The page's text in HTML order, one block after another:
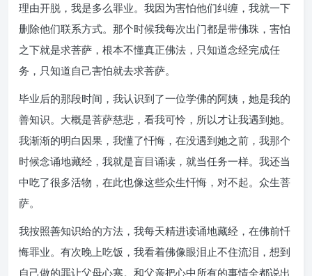
理由开脱，我是多么罪业。我因为害怕他们纠缠，我就一下
删除他们联系方式。那个时候我每次出门都是带佛珠，害怕
之下就是求菩萨，根本不懂真正佛法，只知道念经完成任
务，只知道自己害怕就去求菩萨。
毕业后的那段时间，我认识到了一位学佛的阿姨，她是我的
善知识。大概是菩萨慈悲，看我可怜，所以才让我遇到她。
我渐渐的明白因果，我懂了忏悔，在没遇到她之前，我那个
时候念诵地藏经，我就是盲目诵读，就当任务一样。我还当
中吃了很多活物，在此也像这些众生忏悔，对不起。众生菩
萨。
我按照善知识给的方法，我每天精进读诵地藏经，在佛前忏
悔罪业。有次晚上吃饭，我看着佛像眼泪止不住流泪，想到
自己做的罪让父母心寒。和父亲把心中所有的事情全都说出